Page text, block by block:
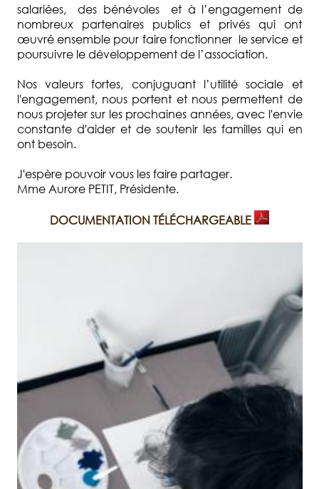
salariées, des bénévoles et à l’engagement de
nombreux partenaires publics et privés qui ont
œuvré ensemble pour faire fonctionner le service et
poursuivre le développement de l’association.
Nos valeurs fortes, conjuguant l’utilité sociale et
l'engagement, nous portent et nous permettent de
nous projeter sur les prochaines années, avec l'envie
constante d'aider et de soutenir les familles qui en
ont besoin.
J'espère pouvoir vous les faire partager.
Mme Aurore PETIT, Présidente.
DOCUMENTATION TÉLÉCHARGEABLE